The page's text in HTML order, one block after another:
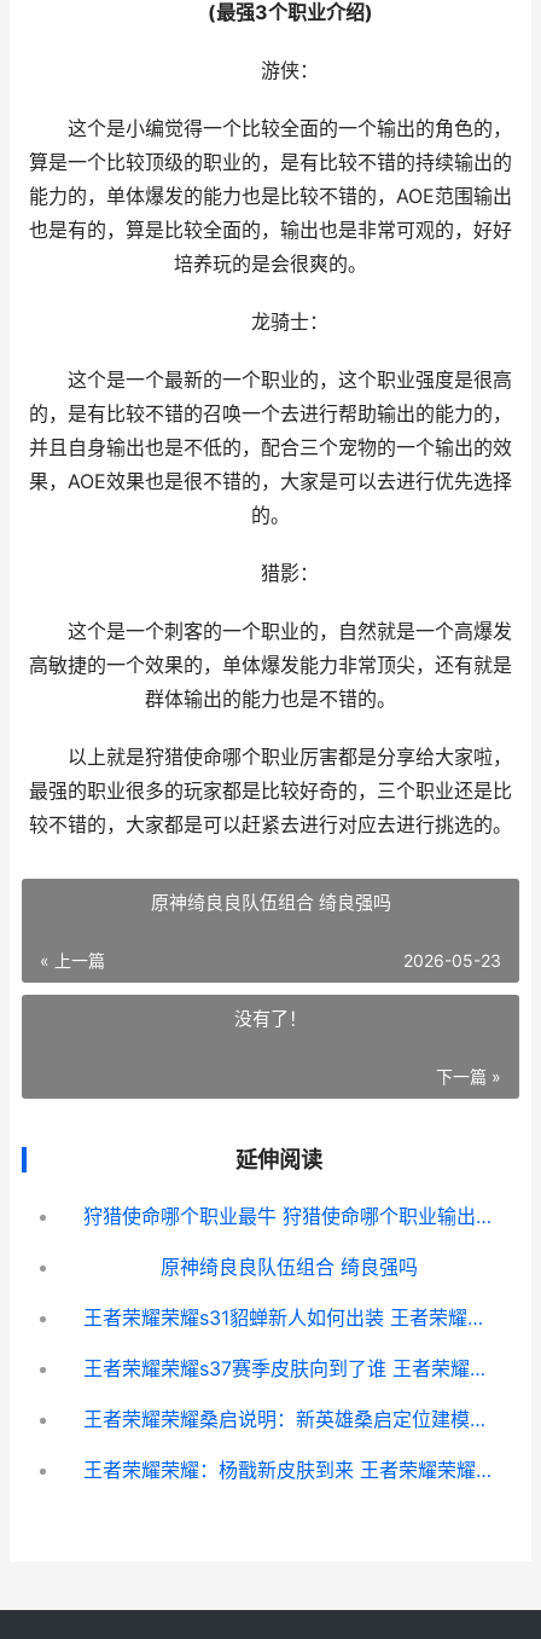
(最强3个职业介绍)
游侠：
这个是小编觉得一个比较全面的一个输出的角色的，
算是一个比较顶级的职业的，是有比较不错的持续输出的
能力的，单体爆发的能力也是比较不错的，AOE范围输出
也是有的，算是比较全面的，输出也是非常可观的，好好
培养玩的是会很爽的。
龙骑士：
这个是一个最新的一个职业的，这个职业强度是很高
的，是有比较不错的召唤一个去进行帮助输出的能力的，
并且自身输出也是不低的，配合三个宠物的一个输出的效
果，AOE效果也是很不错的，大家是可以去进行优先选择
的。
猎影：
这个是一个刺客的一个职业的，自然就是一个高爆发
高敏捷的一个效果的，单体爆发能力非常顶尖，还有就是
群体输出的能力也是不错的。
以上就是狩猎使命哪个职业厉害都是分享给大家啦，
最强的职业很多的玩家都是比较好奇的，三个职业还是比
较不错的，大家都是可以赶紧去进行对应去进行挑选的。
原神绮良良队伍组合 绮良强吗
« 上一篇 2026-05-23
没有了！
下一篇 »
延伸阅读
狩猎使命哪个职业最牛 狩猎使命哪个职业输出最高
原神绮良良队伍组合 绮良强吗
王者荣耀荣耀s31貂蝉新人如何出装 王者荣耀荣耀称号获取条件
王者荣耀荣耀s37赛季皮肤向到了谁 王者荣耀荣耀水晶可以送人吗
王者荣耀荣耀桑启说明：新英雄桑启定位建模设计理念概括[多图] 王者荣耀桑榆
王者荣耀荣耀：杨戬新皮肤到来 王者荣耀荣耀水晶多少次必出